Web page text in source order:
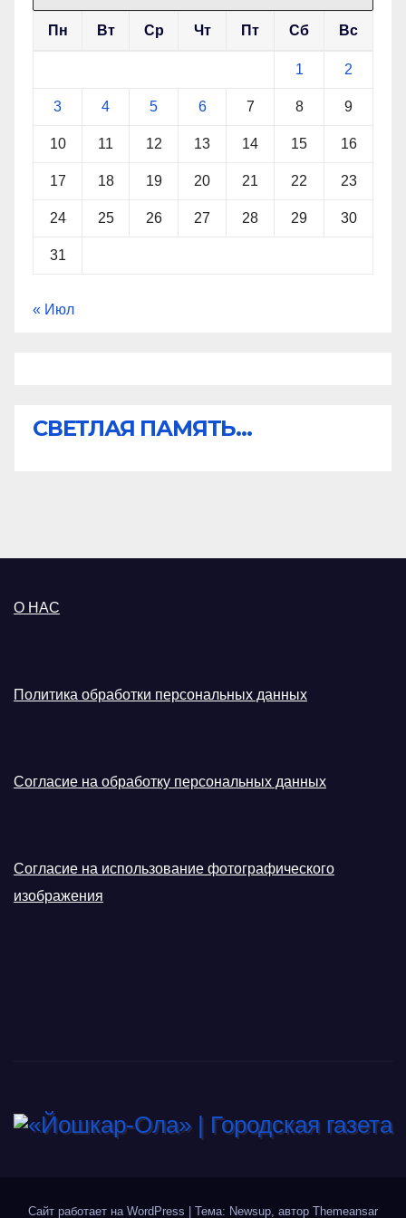
Пн Вт Ср Чт Пт Сб Вс
1 2
3 4 5 6 7 8 9
10 11 12 13 14 15 16
17 18 19 20 21 22 23
24 25 26 27 28 29 30
31
« Июл
СВЕТЛАЯ ПАМЯТЬ...
О НАС
Политика обработки персональных данных
Согласие на обработку персональных данных
Согласие на использование фотографического
изображения
Сайт работает на WordPress Тема: Newsup, автор Themeansar